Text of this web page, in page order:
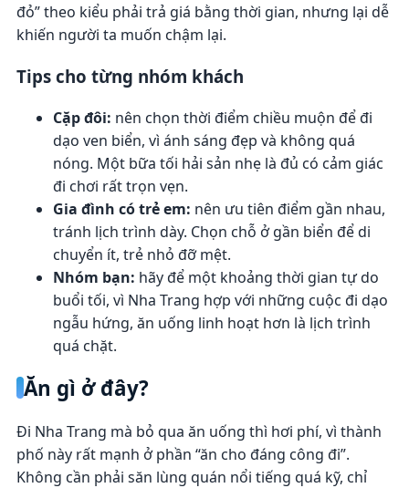
đỏ” theo kiểu phải trả giá bằng thời gian, nhưng lại dễ
khiến người ta muốn chậm lại.
Tips cho từng nhóm khách
Cặp đôi: nên chọn thời điểm chiều muộn để đi
dạo ven biển, vì ánh sáng đẹp và không quá
nóng. Một bữa tối hải sản nhẹ là đủ có cảm giác
đi chơi rất trọn vẹn.
Gia đình có trẻ em: nên ưu tiên điểm gần nhau,
tránh lịch trình dày. Chọn chỗ ở gần biển để di
chuyển ít, trẻ nhỏ đỡ mệt.
Nhóm bạn: hãy để một khoảng thời gian tự do
buổi tối, vì Nha Trang hợp với những cuộc đi dạo
ngẫu hứng, ăn uống linh hoạt hơn là lịch trình
quá chặt.
Ăn gì ở đây?
Đi Nha Trang mà bỏ qua ăn uống thì hơi phí, vì thành
phố này rất mạnh ở phần “ăn cho đáng công đi”.
Không cần phải săn lùng quán nổi tiếng quá kỹ, chỉ